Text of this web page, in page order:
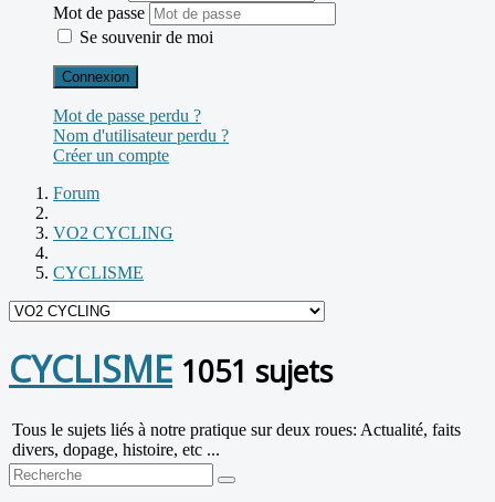
Mot de passe
Se souvenir de moi
Connexion
Mot de passe perdu ?
Nom d'utilisateur perdu ?
Créer un compte
Forum
VO2 CYCLING
CYCLISME
CYCLISME 1051 sujets
Tous le sujets liés à notre pratique sur deux roues: Actualité, faits
divers, dopage, histoire, etc ...